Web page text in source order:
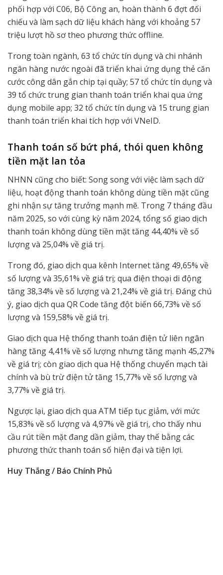
phối hợp với C06, Bộ Công an, hoàn thành 6 đợt đối
chiếu và làm sạch dữ liệu khách hàng với khoảng 57
triệu lượt hồ sơ theo phương thức offline.
Trong toàn ngành, 63 tổ chức tín dụng và chi nhánh
ngân hàng nước ngoài đã triển khai ứng dụng thẻ căn
cước công dân gắn chip tại quầy; 57 tổ chức tín dụng và
39 tổ chức trung gian thanh toán triển khai qua ứng
dụng mobile app; 32 tổ chức tín dụng và 15 trung gian
thanh toán triển khai tích hợp với VNeID.
Thanh toán số bứt phá, thói quen không
tiền mặt lan tỏa
NHNN cũng cho biết: Song song với việc làm sạch dữ
liệu, hoạt động thanh toán không dùng tiền mặt cũng
ghi nhận sự tăng trưởng mạnh mẽ. Trong 7 tháng đầu
năm 2025, so với cùng kỳ năm 2024, tổng số giao dịch
thanh toán không dùng tiền mặt tăng 44,40% về số
lượng và 25,04% về giá trị.
Trong đó, giao dịch qua kênh Internet tăng 49,65% về
số lượng và 35,61% về giá trị; qua điện thoại di động
tăng 38,34% về số lượng và 21,24% về giá trị. Đáng chú
ý, giao dịch qua QR Code tăng đột biến 66,73% về số
lượng và 159,58% về giá trị.
Giao dịch qua Hệ thống thanh toán điện tử liên ngân
hàng tăng 4,41% về số lượng nhưng tăng mạnh 45,27%
về giá trị; còn giao dịch qua Hệ thống chuyển mạch tài
chính và bù trừ điện tử tăng 15,77% về số lượng và
3,77% về giá trị.
Ngược lại, giao dịch qua ATM tiếp tục giảm, với mức
15,83% về số lượng và 4,97% về giá trị, cho thấy nhu
cầu rút tiền mặt đang dần giảm, thay thế bằng các
phương thức thanh toán số hiện đại và tiện lợi.
Huy Thắng / Báo Chính Phủ